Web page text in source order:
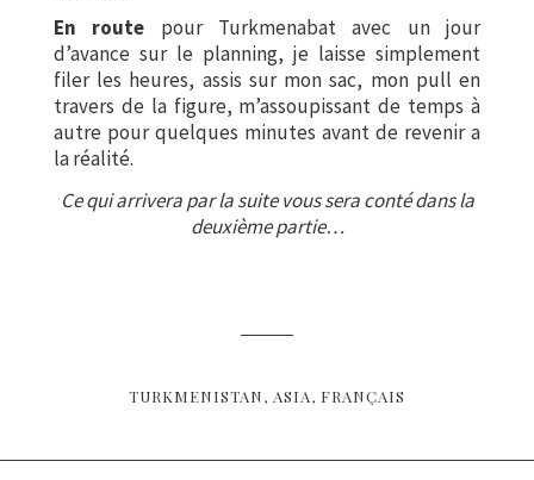
En route pour Turkmenabat avec un jour
d’avance sur le planning, je laisse simplement
filer les heures, assis sur mon sac, mon pull en
travers de la figure, m’assoupissant de temps à
autre pour quelques minutes avant de revenir a
la réalité.
Ce qui arrivera par la suite vous sera conté dans la
deuxième partie…
TURKMENISTAN ASIA FRANÇAIS